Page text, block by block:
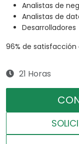
Analistas de
Analistas de
Desarrolladores
96% de
21 Horas